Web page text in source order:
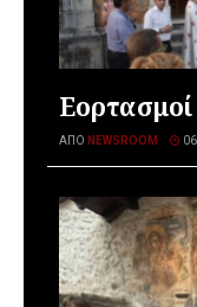
ΑΠΌ NEWSROOM